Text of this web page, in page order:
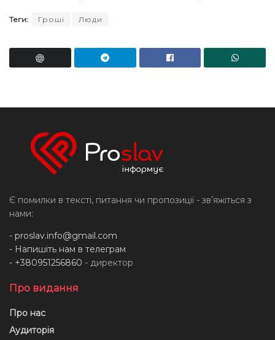
Теги: Гроші Люди
Є помилки в тексті, питання чи пропозиції - звʼяжіться з
нами:
- proslav.info@gmail.com
- Напишіть нам в телеграм
- +380951256860 - директор
Про видання
Про нас
Аудиторія